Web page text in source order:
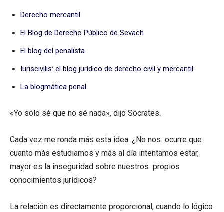
Derecho mercantil
El Blog de Derecho Público de Sevach
El blog del penalista
Iuriscivilis: el blog jurídico de derecho civil y mercantil
La blogmática penal
«Yo sólo sé que no sé nada», dijo Sócrates.
Cada vez me ronda más esta idea. ¿No nos ocurre que
cuanto más estudiamos y más al día intentamos estar,
mayor es la inseguridad sobre nuestros propios
conocimientos jurídicos?
La relación es directamente proporcional, cuando lo lógico